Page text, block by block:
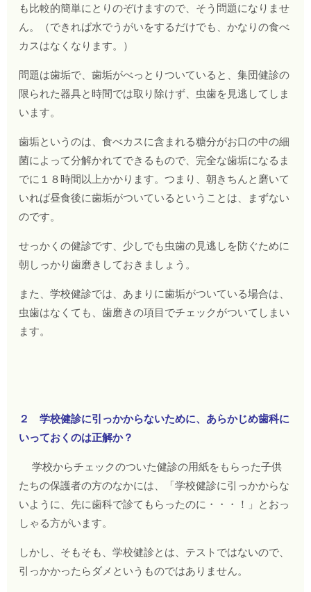
も比較的簡単にとりのぞけますので、そう問題になりませ
ん。（できれば水でうがいをするだけでも、かなりの食べ
カスはなくなります。）
問題は歯垢で、歯垢がべっとりついていると、集団健診の
限られた器具と時間では取り除けず、虫歯を見逃してしま
います。
歯垢というのは、食べカスに含まれる糖分がお口の中の細
菌によって分解かれてできるもので、完全な歯垢になるま
でに１８時間以上かかります。つまり、朝きちんと磨いて
いれば昼食後に歯垢がついているということは、まずない
のです。
せっかくの健診です、少しでも虫歯の見逃しを防ぐために
朝しっかり歯磨きしておきましょう。
また、学校健診では、あまりに歯垢がついている場合は、
虫歯はなくても、歯磨きの項目でチェックがついてしまい
ます。
２ 学校健診に引っかからないために、あらかじめ歯科に
いっておくのは正解か？
学校からチェックのついた健診の用紙をもらった子供
たちの保護者の方のなかには、「学校健診に引っかからな
いように、先に歯科で診てもらったのに・・・！」とおっ
しゃる方がいます。
しかし、そもそも、学校健診とは、テストではないので、
引っかかったらダメというものではありません。